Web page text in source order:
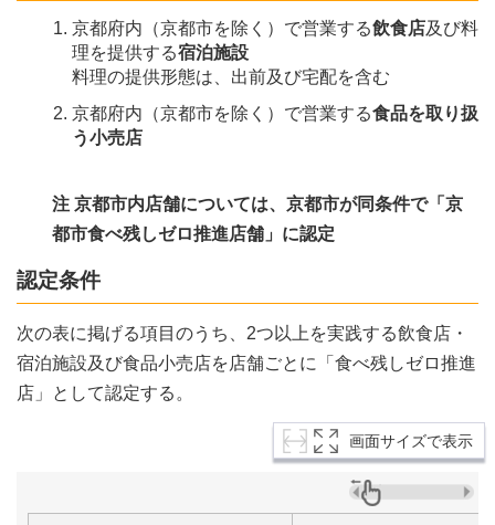
京都府内（京都市を除く）で営業する飲食店及び料
理を提供する宿泊施設
料理の提供形態は、出前及び宅配を含む
京都府内（京都市を除く）で営業する食品を取り扱
う小売店
注 京都市内店舗については、京都市が同条件で「京
都市食べ残しゼロ推進店舗」に認定
認定条件
次の表に掲げる項目のうち、2つ以上を実践する飲食店・
宿泊施設及び食品小売店を店舗ごとに「食べ残しゼロ推進
店」として認定する。
画面サイズで表示